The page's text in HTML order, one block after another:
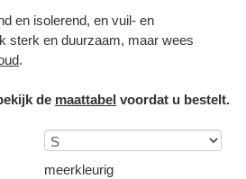
en isolerend, en vuil- en
sterk en duurzaam, maar wees
.
de maattabel voordat u bestelt.
meerkleurig